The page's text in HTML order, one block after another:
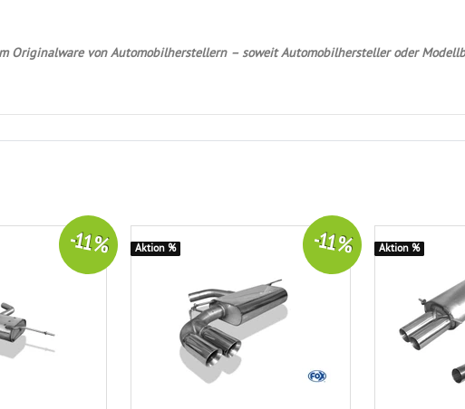
Originalware von Automobilherstellern – soweit Automobilhersteller oder
-11 % -11 %
Aktion % Aktion %